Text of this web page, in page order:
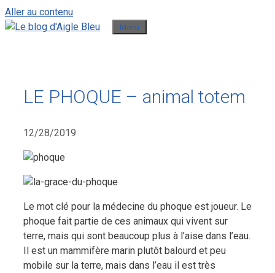
Aller au contenu
Menu
LE PHOQUE – animal totem
12/28/2019
Le mot clé pour la médecine du phoque est joueur. Le
phoque fait partie de ces animaux qui vivent sur
terre, mais qui sont beaucoup plus à l’aise dans l’eau.
Il est un mammifère marin plutôt balourd et peu
mobile sur la terre, mais dans l’eau il est très